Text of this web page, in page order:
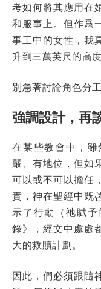
考如何將其應用在
和服事上。但作爲
事工中的女性，我
升到三萬英尺的高
別急著討論角色分工
強調設計，再
在某些教會中，
嚴、有地位，但如
可以或不可以擔任
實，神在聖經中既
示了行動（祂賦
錄》
，經文中處處
大的救贖計劃。
因此，們必須跟隨